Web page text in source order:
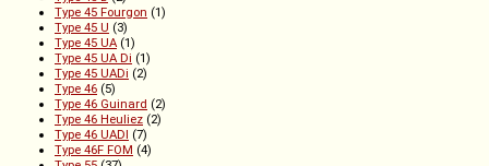
Type 45 Fourgon (1)
Type 45 U (3)
Type 45 UA (1)
Type 45 UA Di (1)
Type 45 UADi (2)
Type 46 (5)
Type 46 Guinard (2)
Type 46 Heuliez (2)
Type 46 UADI (7)
Type 46F FOM (4)